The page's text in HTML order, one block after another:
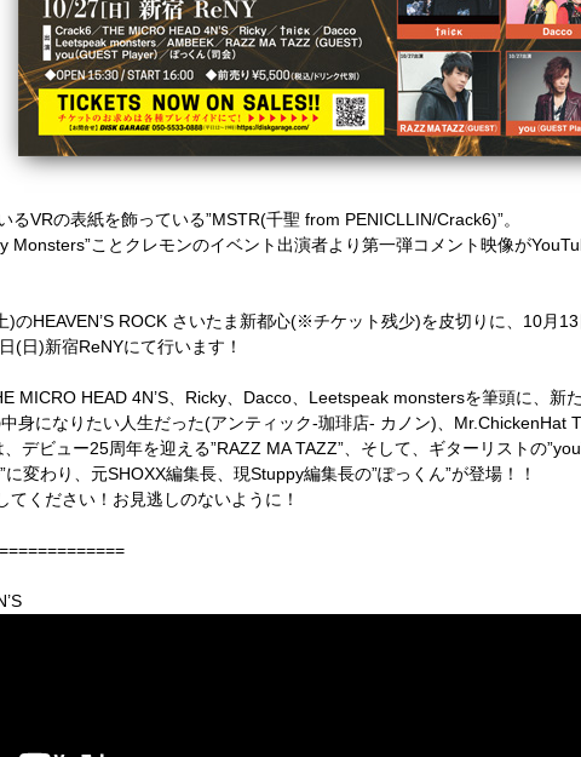
るVRの表紙を飾っている”MSTR(千聖 from PENICLLIN/Crack6)”。
Monsters”ことクレモンのイベント出演者より第一弾コメント映像が
)のHEAVEN’S ROCK さいたま新都心(※チケット残少)を皮切りに、10月
(日)新宿ReNYにて行います！
MICRO HEAD 4N’S、Ricky、Dacco、 Leetspeak monstersを筆頭に、新
身になりたい人生だった(アンティック-珈琲店- カノン)、Mr.ChickenHat
デビュー25周年を迎える”RAZZ MA TAZZ”、そして、ギターリストの
変わり、元SHOXX編集長、現Stuppy編集長の”ぽっくん”が登場！！
てください！お見逃しのないように！